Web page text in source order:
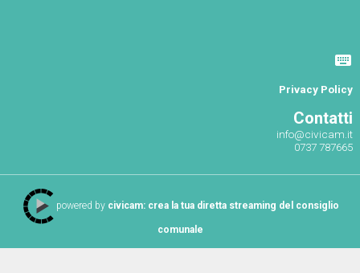
Privacy Policy
Contatti
info@civicam.it
0737 787665
powered by civicam: crea la tua diretta streaming del consiglio
comunale